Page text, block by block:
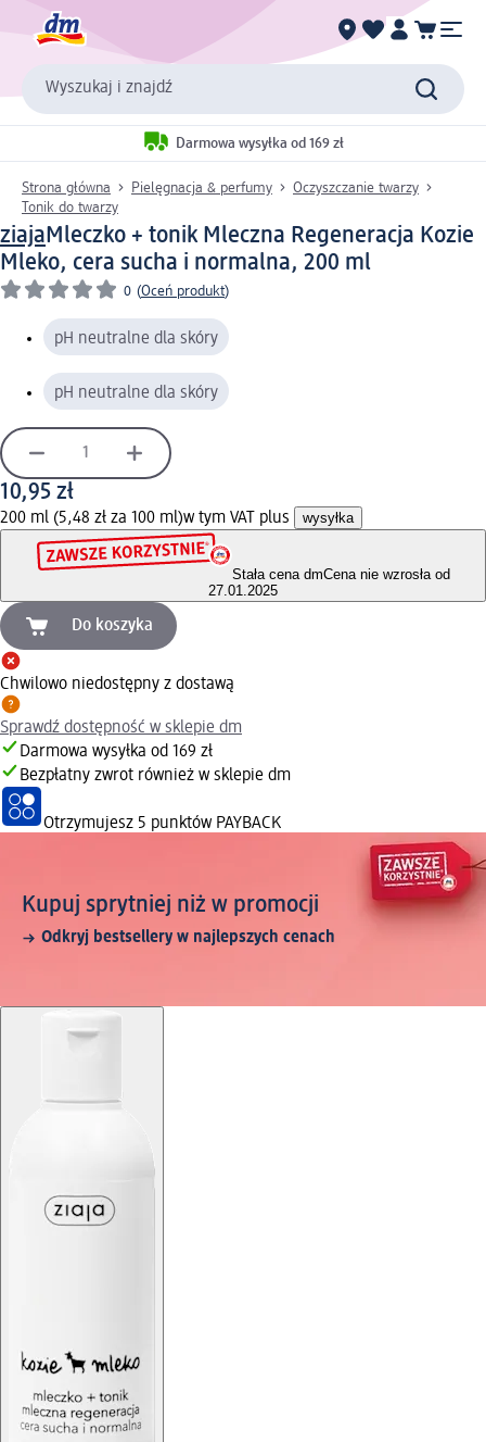
Wyszukaj i znajdź
Darmowa wysyłka od 169 zł
Strona główna Pielęgnacja & perfumy
Oczyszczanie twarzy
Tonik do twarzy
ziajaMleczko + tonik Mleczna Regeneracja Kozie
Mleko, cera sucha i normalna, 200 ml
0 (Oceń produkt)
pH neutralne dla skóry
pH neutralne dla skóry
10,95 zł
200 ml (5,48 zł za 100 ml)w tym VAT plus wysyłka
Stała cena dmCena nie wzrosła od
27.01.2025
Do koszyka
Chwilowo niedostępny z dostawą
Sprawdź dostępność w sklepie dm
Darmowa wysyłka od 169 zł
Bezpłatny zwrot również w sklepie dm
Otrzymujesz 5 punktów PAYBACK
Kupuj sprytniej niż w promocji
Odkryj bestsellery w najlepszych cenach